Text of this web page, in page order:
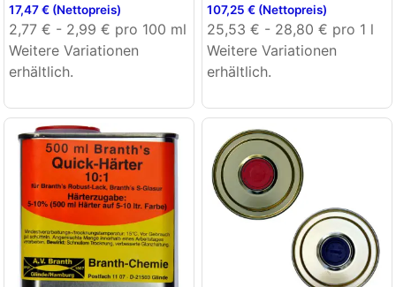
17,47 € (Nettopreis)
2,77 € - 2,99 € pro 100 ml
Weitere Variationen
erhältlich.
107,25 € (Nettopreis)
25,53 € - 28,80 € pro 1 l
Weitere Variationen
erhältlich.